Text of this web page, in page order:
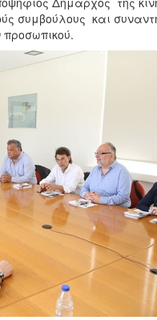
συμβούλους και